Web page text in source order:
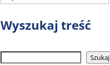
Wyszukaj treść
Szukaj